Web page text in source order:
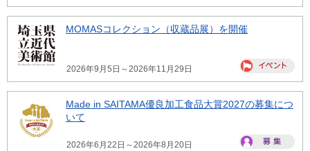
MOMASコレクション（収蔵品展）を開催
2026年9月5日～2026年11月29日
Made in SAITAMA優良加工食品大賞2027の募集につ
いて
2026年6月22日～2026年8月20日